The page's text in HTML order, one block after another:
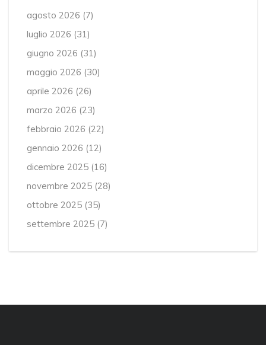
agosto 2026 (7)
luglio 2026 (31)
giugno 2026 (31)
maggio 2026 (30)
aprile 2026 (26)
marzo 2026 (23)
febbraio 2026 (22)
gennaio 2026 (12)
dicembre 2025 (16)
novembre 2025 (28)
ottobre 2025 (35)
settembre 2025 (7)